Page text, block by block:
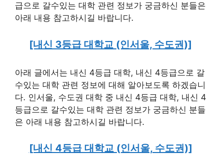
급으로 갈수있는 대학 관련 정보가 궁금하신 분들은
아래 내용 참고하시길 바랍니다.
[내신 3등급 대학교 (인서울, 수도권)]
아래 글에서는 내신 4등급 대학, 내신 4등급으로 갈
수있는 대학 관련 정보에 대해 알아보도록 하겠습니
다. 인서울, 수도권 대학 중 내신 4등급 대학, 내신 4
등급으로 갈수있는 대학 관련 정보가 궁금하신 분들
은 아래 내용 참고하시길 바랍니다.
[내신 4등급 대학교 (인서울, 수도권)]